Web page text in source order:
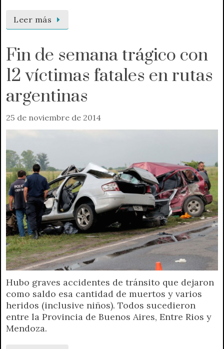
Leer más
Fin de semana trágico con
12 víctimas fatales en rutas
argentinas
25 de noviembre de 2014
Hubo graves accidentes de tránsito que dejaron
como saldo esa cantidad de muertos y varios
heridos (inclusive niños). Todos sucedieron
entre la Provincia de Buenos Aires, Entre Rios y
Mendoza.